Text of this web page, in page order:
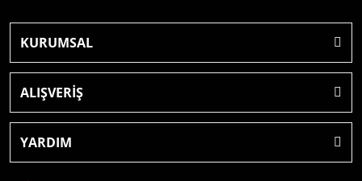
KURUMSAL
ALIŞVERİŞ
YARDIM